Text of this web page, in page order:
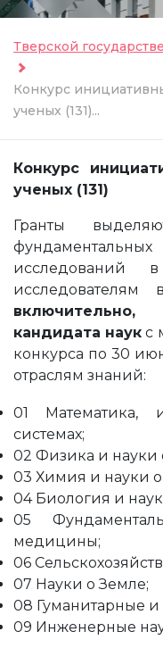
Тверской
Конкурс
ученых (131)...
Конкурс
ученых (131)
Гранты
исследователям
кандидата наук с
конкурса по 30
отраслям знаний:
01 Математика,
системах;
02 Физика и науки
03 Химия и науки о
04 Биология и
05
медицины;
06
07 Науки о Земле;
08 Гуманитарные
09 Инженерные